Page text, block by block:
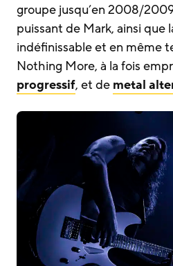
groupe jusqu’en 2008/
puissant de Mark, ainsi que
indéfinissable et en même
Nothing More, à la fois
progressif, et de metal